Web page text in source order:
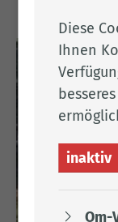
Diese
Ihnen
inaktiv
Om-